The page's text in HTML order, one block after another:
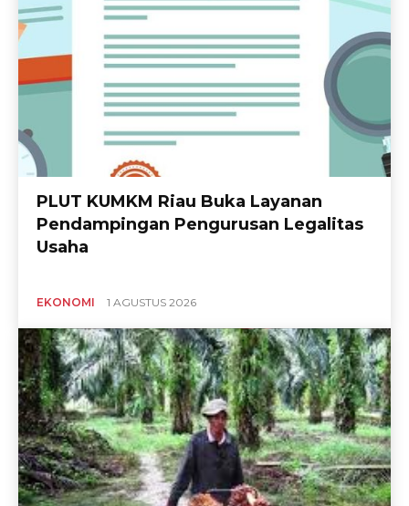
PLUT KUMKM Riau Buka Layanan
Pendampingan Pengurusan Legalitas
Usaha
EKONOMI 1 AGUSTUS 2026